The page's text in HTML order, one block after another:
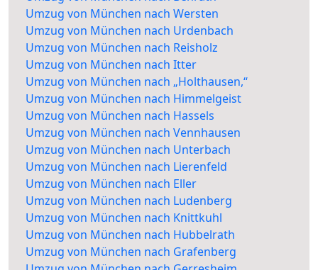
Umzug von München nach Wersten
Umzug von München nach Urdenbach
Umzug von München nach Reisholz
Umzug von München nach Itter
Umzug von München nach „Holthausen,“
Umzug von München nach Himmelgeist
Umzug von München nach Hassels
Umzug von München nach Vennhausen
Umzug von München nach Unterbach
Umzug von München nach Lierenfeld
Umzug von München nach Eller
Umzug von München nach Ludenberg
Umzug von München nach Knittkuhl
Umzug von München nach Hubbelrath
Umzug von München nach Grafenberg